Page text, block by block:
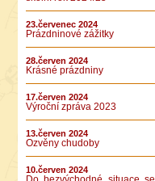
23.červenec 2024
Prázdninové zážitky
28.červen 2024
Krásné prázdniny
17.červen 2024
Výroční zpráva 2023
13.červen 2024
Ozvěny chudoby
10.červen 2024